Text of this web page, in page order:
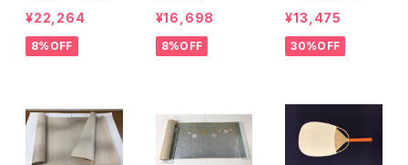
号2108>
¥22,264
8%OFF
品番号2109>
¥16,698
8%OFF
山」 限定品 1
冊5柄。5枚入
り <商品番号2
¥13,475
30%OFF